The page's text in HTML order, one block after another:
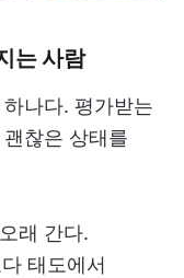
는 사람
나다. 평가받는
찮은 상태를
래 간다.
태도에서